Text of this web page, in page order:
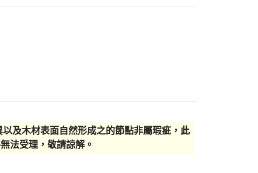
及木材表面自然形成之的節點非屬瑕疵，此
法受理，敬請諒解。